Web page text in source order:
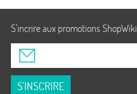
S'incrire aux promotions ShopWiki
S'INSCRIRE